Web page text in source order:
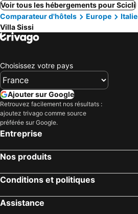
Voir tous les hébergements pour Scicli
Comparateur d'hôtels
Europe Italie
Villa Sissi
Choisissez votre pays
Ajouter sur Google
Retrouvez facilement nos résultats :
ajoutez trivago comme source
préférée sur Google.
Entreprise
Nos produits
Conditions et politiques
Assistance